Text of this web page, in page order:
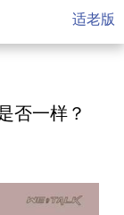
适老版
否一样？